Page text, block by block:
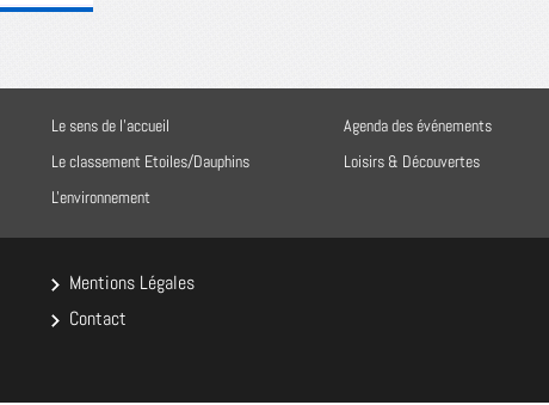
Le sens de l'accueil
Le classement Etoiles/Dauphins
L'environnement
Agenda des événements
Loisirs & Découvertes
Mentions Légales
Contact